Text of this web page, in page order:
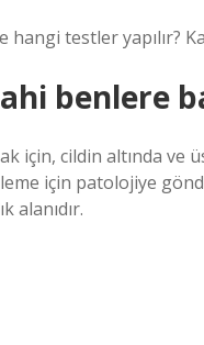
hangi testler yapılır?
benlere
için, cildin altında ve
için patolojiye
alanıdır.